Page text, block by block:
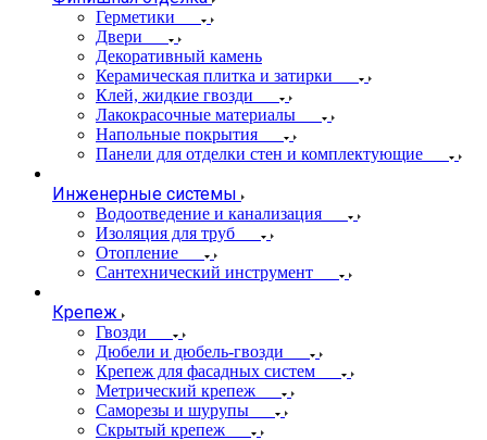
Герметики
Двери
Декоративный камень
Керамическая плитка и затирки
Клей, жидкие гвозди
Лакокрасочные материалы
Напольные покрытия
Панели для отделки стен и комплектующие
Инженерные системы
Водоотведение и канализация
Изоляция для труб
Отопление
Сантехнический инструмент
Крепеж
Гвозди
Дюбели и дюбель-гвозди
Крепеж для фасадных систем
Метрический крепеж
Саморезы и шурупы
Скрытый крепеж